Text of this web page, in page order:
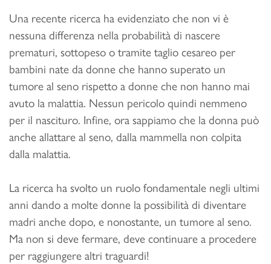
Una recente ricerca ha evidenziato che non vi è
nessuna differenza nella probabilità di nascere
prematuri, sottopeso o tramite taglio cesareo per
bambini nate da donne che hanno superato un
tumore al seno rispetto a donne che non hanno mai
avuto la malattia. Nessun pericolo quindi nemmeno
per il nascituro. Infine, ora sappiamo che la donna può
anche allattare al seno, dalla mammella non colpita
dalla malattia.
La ricerca ha svolto un ruolo fondamentale negli ultimi
anni dando a molte donne la possibilità di diventare
madri anche dopo, e nonostante, un tumore al seno.
Ma non si deve fermare, deve continuare a procedere
per raggiungere altri traguardi!